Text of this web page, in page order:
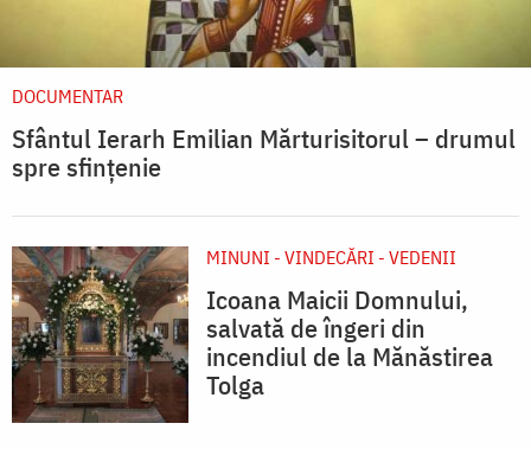
DOCUMENTAR
Sfântul Ierarh Emilian Mărturisitorul – drumul
spre sfințenie
MINUNI - VINDECĂRI - VEDENII
Icoana Maicii Domnului,
salvată de îngeri din
incendiul de la Mănăstirea
Tolga